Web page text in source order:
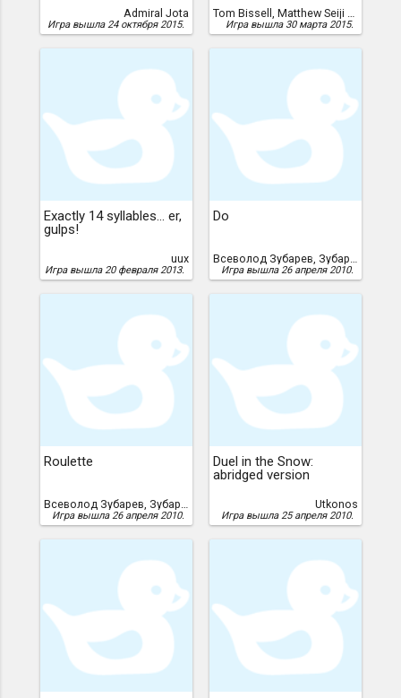
Admiral Jota
Игра вышла 24 октября 2015.
Tom Bissell, Matthew Seiji Burns
Игра вышла 30 марта 2015.
Exactly 14 syllables... er,
gulps!
uux
Игра вышла 20 февраля 2013.
Do
Всеволод Зубарев, Зубарев, Всеволод
Игра вышла 26 апреля 2010.
Roulette
Всеволод Зубарев, Зубарев, Всеволод
Игра вышла 26 апреля 2010.
Duel in the Snow:
abridged version
Utkonos
Игра вышла 25 апреля 2010.